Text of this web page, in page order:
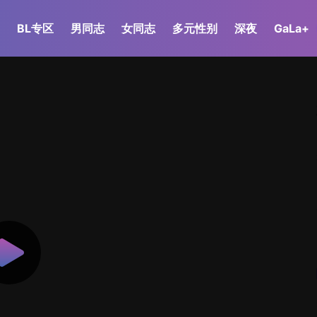
BL专区 男同志 女同志 多元性别 深夜 GaLa+